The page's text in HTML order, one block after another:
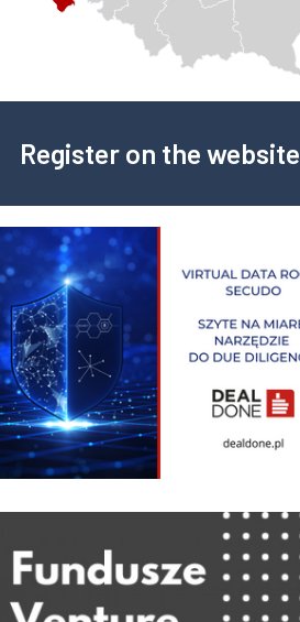
Register on the website